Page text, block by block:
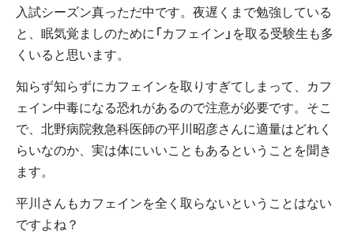
入試シーズン真っただ中です。夜遅くまで勉強している
と、眠気覚ましのために「カフェイン」を取る受験生も多
くいると思います。
知らず知らずにカフェインを取りすぎてしまって、カフ
ェイン中毒になる恐れがあるので注意が必要です。そこ
で、北野病院救急科医師の平川昭彦さんに適量はどれく
らいなのか、実は体にいいこともあるということを聞き
ます。
平川さんもカフェインを全く取らないということはない
ですよね？